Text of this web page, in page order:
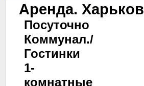
Аренда. Харьков
Посуточно
Коммунал./
Гостинки
1-
комнатные